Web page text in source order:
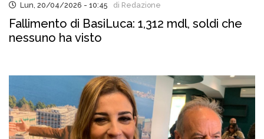
Lun, 20/04/2026 - 10:45 di Redazione
Fallimento di BasiLuca: 1,312 mdl, soldi che
nessuno ha visto